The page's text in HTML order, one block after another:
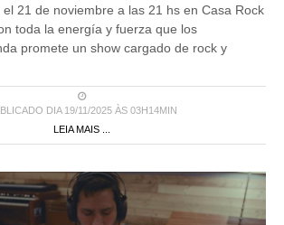
21 de noviembre a las 21 hs en Casa Rock
toda la energía y fuerza que los
promete un show cargado de rock y
DIA 19/11/2025 ÀS 03H14MIN
LEIA MAIS ...